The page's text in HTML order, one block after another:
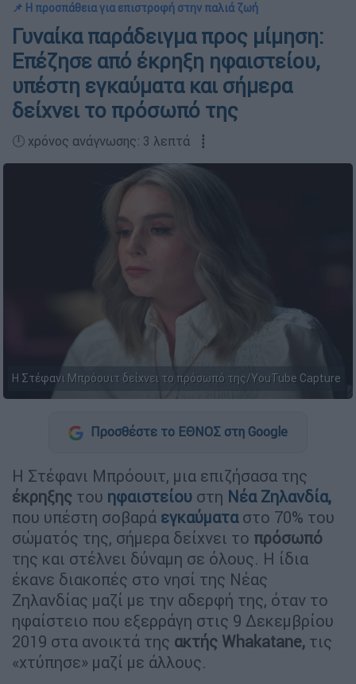
📌 Η προσπάθεια για επιστροφή στην παλιά ζωή
Γυναίκα παράδειγμα προς μίμηση:
Επέζησε από έκρηξη ηφαιστείου,
υπέστη εγκαύματα και σήμερα
δείχνει το πρόσωπό της
🕛 χρόνος ανάγνωσης: 3 λεπτά ┋
Η Στέφανι Μπρόουιτ δείχνει το πρόσωπό της/YouTube Capture
Προσθέστε το ΕΘΝΟΣ στη Google
Η Στέφανι Μπρόουιτ, μια επιζήσασα της
έκρηξης του ηφαιστείου στη Νέα Ζηλανδία,
που υπέστη σοβαρά εγκαύματα στο 70% του
σώματός της, σήμερα δείχνει το πρόσωπό
της και στέλνει δύναμη σε όλους. Η ίδια
έκανε διακοπές στο νησί της Νέας
Ζηλανδίας μαζί με την αδερφή της, όταν το
ηφαίστειο που εξερράγη στις 9 Δεκεμβρίου
2019 στα ανοικτά της ακτής Whakatane, τις
«χτύπησε» μαζί με άλλους.